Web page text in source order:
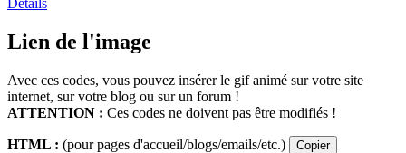
Lien de l'image
Avec ces codes, vous pouvez insérer le gif animé sur votre site
internet, sur votre blog ou sur un forum !
ATTENTION : Ces codes ne doivent pas être modifiés !
HTML : (pour pages d'accueil/blogs/emails/etc.) Copier